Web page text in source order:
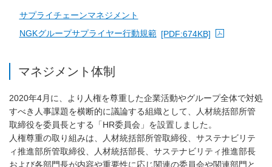
サプライチェーンマネジメント
NGKグループサプライヤー行動規範 [PDF:674KB]
マネジメント体制
2020年4月に、より人権を尊重した企業活動やグループ全体で対処
すべき人事課題を横断的に議論する組織として、人材統括部所管
取締役を委員長とする「HR委員会」を設置しました。
人権尊重の取り組みは、人材統括部所管取締役、サステナビリテ
ィ推進部所管取締役、人材統括部長、サステナビリティ推進部長
および各部門長が内容や重要性に応じ関連の委員会や関連部門と